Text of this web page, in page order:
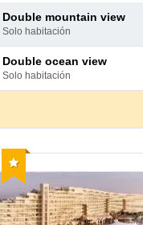
double mountain view
solo habitación
double ocean view
solo habitación
Recomendado